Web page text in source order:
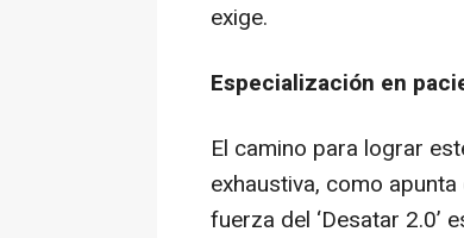
exige.
Especialización en
El camino para lograr
exhaustiva, como
fuerza del ‘Desatar 2.0’